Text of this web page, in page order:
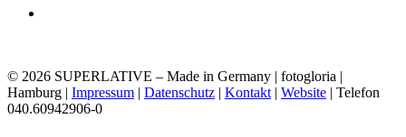
© 2026 SUPERLATIVE – Made in Germany | fotogloria |
Hamburg | Impressum | Datenschutz | Kontakt | Website | Telefon
040.60942906-0